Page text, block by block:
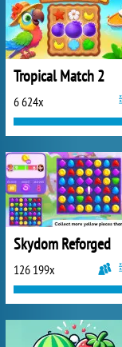
Tropical Match 2
6 624x
Skydom Reforged
126 199x